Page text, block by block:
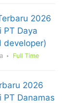
2026
PT Daya
developer)
Full Time
2026
PT Danamas